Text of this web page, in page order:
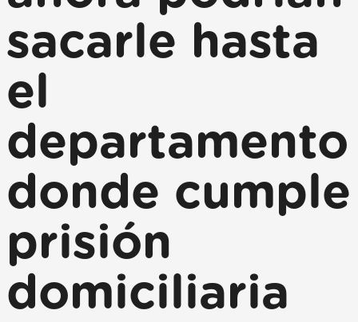
sacarle hasta
el
departamento
donde cumple
prisión
domiciliaria